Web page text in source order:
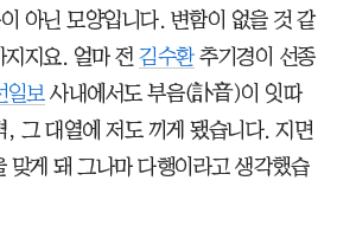
아닌 모양입니다. 변함이 없을 것 같
지지요. 얼마 전 김수환추기경이 선종
일보사내에서도 부음(訃音)이 잇따
, 그 대열에 저도 끼게 됐습니다. 지면
맞게 돼 그나마 다행이라고 생각했습